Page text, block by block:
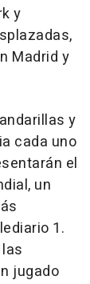
y
Madrid y
y
cada uno
el
un
1.
jugado